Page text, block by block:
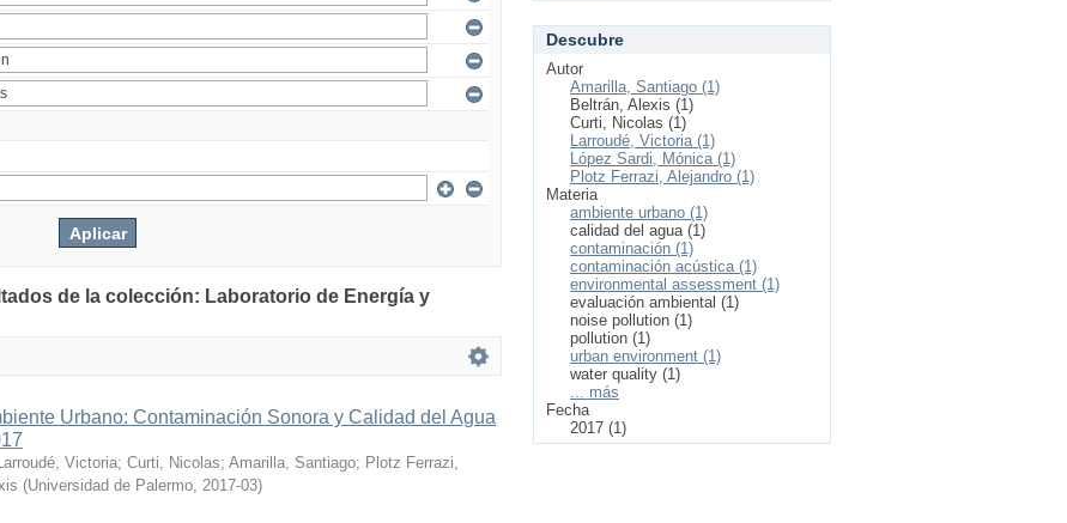
de la colección: Laboratorio de Energía y
Urbano: Contaminación Sonora y Calidad del Agua
Victoria; Curti, Nicolas; Amarilla, Santiago; Plotz Ferrazi,
(Universidad de Palermo, 2017-03)
Descubre
Autor
Amarilla, Santiago (1)
Beltrán, Alexis (1)
Curti, Nicolas (1)
Larroudé, Victoria (1)
López Sardi, Mónica (1)
Plotz Ferrazi, Alejandro (1)
Materia
ambiente urbano (1)
calidad del agua (1)
contaminación (1)
contaminación acústica (1)
environmental assessment (1)
evaluación ambiental (1)
noise pollution (1)
pollution (1)
urban environment (1)
water quality (1)
... más
Fecha
2017 (1)